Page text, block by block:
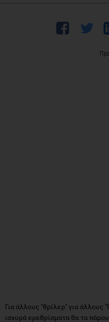
Για άλλους "θρίλερ" για άλλους
ισχυρά ερεθρίσματα θα τα